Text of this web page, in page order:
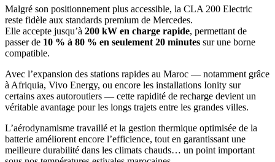
Malgré son positionnement plus accessible, la CLA 200 Electric
reste fidèle aux standards premium de Mercedes.
Elle accepte jusqu’à 200 kW en charge rapide, permettant de
passer de 10 % à 80 % en seulement 20 minutes sur une borne
compatible.
Avec l’expansion des stations rapides au Maroc — notamment grâce
à Afriquia, Vivo Energy, ou encore les installations Ionity sur
certains axes autoroutiers — cette rapidité de recharge devient un
véritable avantage pour les longs trajets entre les grandes villes.
L’aérodynamisme travaillé et la gestion thermique optimisée de la
batterie améliorent encore l’efficience, tout en garantissant une
meilleure durabilité dans les climats chauds… un point important